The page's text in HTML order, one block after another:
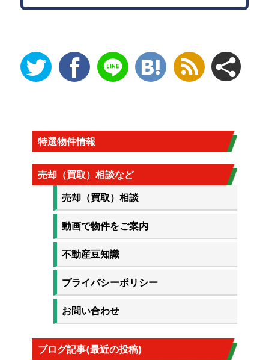
特選物件情報
売却（買取）相談など
売却（買取）相談
動画で物件をご案内
不動産豆知識
プライバシーポリシー
お問い合わせ
ブログ記事(最近の投稿)